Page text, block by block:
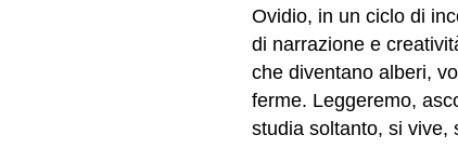
Ovidio, in un ciclo di
di narrazione e
che diventano alberi,
ferme. Leggeremo,
studia soltanto, si vive,